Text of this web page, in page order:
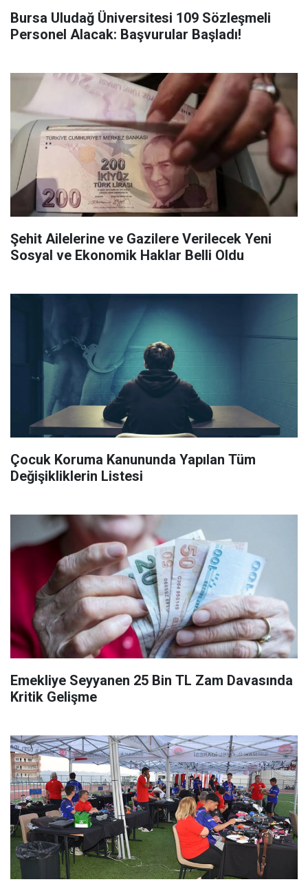
Bursa Uludağ Üniversitesi 109 Sözleşmeli
Personel Alacak: Başvurular Başladı!
Şehit Ailelerine ve Gazilere Verilecek Yeni
Sosyal ve Ekonomik Haklar Belli Oldu
Çocuk Koruma Kanununda Yapılan Tüm
Değişikliklerin Listesi
Emekliye Seyyanen 25 Bin TL Zam Davasında
Kritik Gelişme